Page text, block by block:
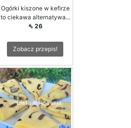
Ogórki kiszone w kefirze
to ciekawa alternatywa...
⇖ 26
Zobacz przepis!